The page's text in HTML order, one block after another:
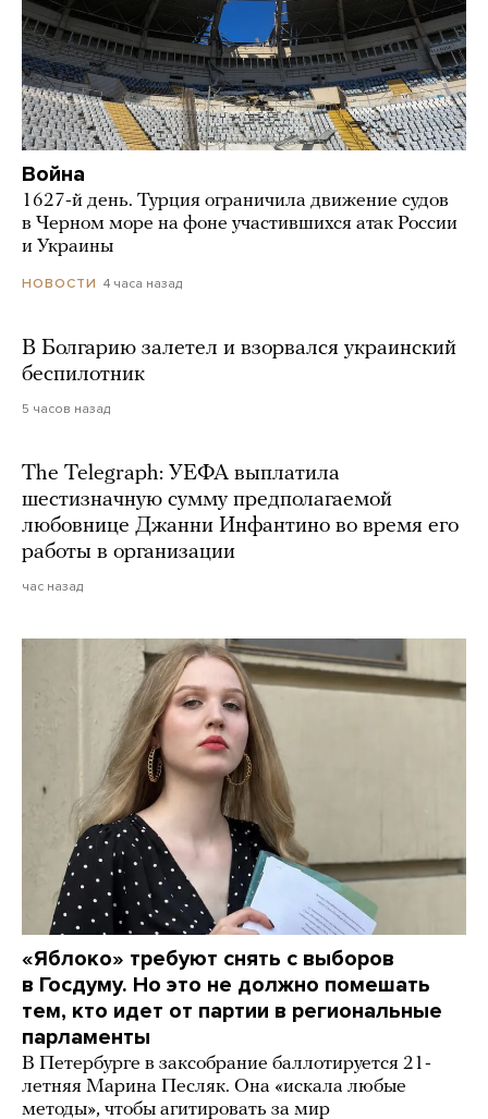
Война
1627-й день. Турция ограничила движение судов
в Черном море на фоне участившихся атак России
и Украины
НОВОСТИ 4 часа назад
В Болгарию залетел и взорвался украинский
беспилотник
5 часов назад
The Telegraph: УЕФА выплатила
шестизначную сумму предполагаемой
любовнице Джанни Инфантино во время его
работы в организации
час назад
«Яблоко» требуют снять с выборов
в Госдуму. Но это не должно помешать
тем, кто идет от партии в региональные
парламенты
В Петербурге в заксобрание баллотируется 21-
летняя Марина Песляк. Она «искала любые
методы», чтобы агитировать за мир